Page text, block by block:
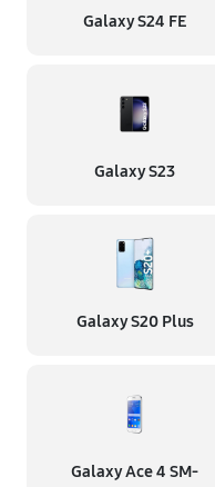
Galaxy S24 FE
Galaxy S23
Galaxy S20 Plus
Galaxy Ace 4 SM-